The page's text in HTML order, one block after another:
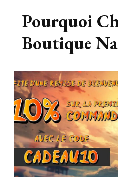
Pourquoi
Boutique